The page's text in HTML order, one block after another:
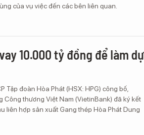
của vụ việc đến các bên liên quan.
10.000 tỷ đồng để làm dự
đoàn Hòa Phát (HSX: HPG) công bố,
Công thương Việt Nam (VietinBank) đã ký kết
liên hợp sản xuất Gang thép Hòa Phát Dung